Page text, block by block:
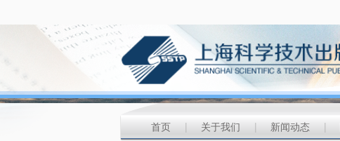
首页 | 关于我们 | 新闻动态 |